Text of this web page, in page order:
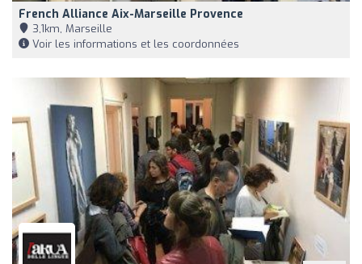
French Alliance Aix-Marseille Provence
3,1km, Marseille
Voir les informations et les coordonnées